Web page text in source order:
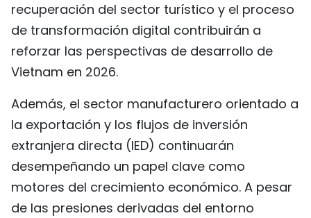
recuperación del sector turístico y el proceso
de transformación digital contribuirán a
reforzar las perspectivas de desarrollo de
Vietnam en 2026.
Además, el sector manufacturero orientado a
la exportación y los flujos de inversión
extranjera directa (IED) continuarán
desempeñando un papel clave como
motores del crecimiento económico. A pesar
de las presiones derivadas del entorno